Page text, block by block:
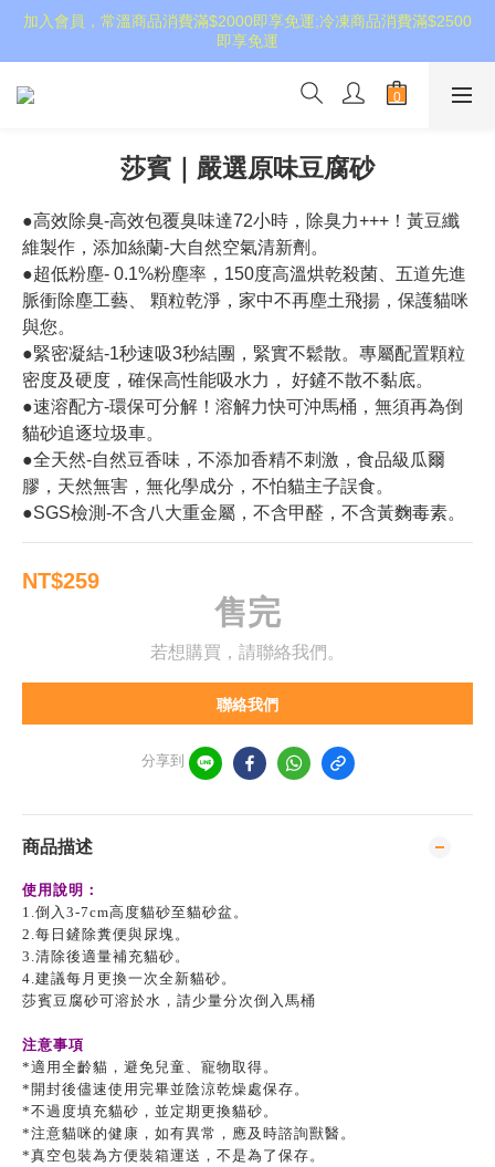
加入會員，常溫商品消費滿$2000即享免運;冷凍商品消費滿$2500
即享免運
莎賓｜嚴選原味豆腐砂
●高效除臭-高效包覆臭味達72小時，除臭力+++！黃豆纖
維製作，添加絲蘭-大自然空氣清新劑。
●超低粉塵- 0.1%粉塵率，150度高溫烘乾殺菌、五道先進
脈衝除塵工藝、 顆粒乾淨，家中不再塵土飛揚，保護貓咪
與您。
●緊密凝結-1秒速吸3秒結團，緊實不鬆散。專屬配置顆粒
密度及硬度，確保高性能吸水力， 好鏟不散不黏底。
●速溶配方-環保可分解！溶解力快可沖馬桶，無須再為倒
貓砂追逐垃圾車。
●全天然-自然豆香味，不添加香精不刺激，食品級瓜爾
膠，天然無害，無化學成分，不怕貓主子誤食。
●SGS檢測-不含八大重金屬，不含甲醛，不含黃麴毒素。
NT$259
售完
若想購買，請聯絡我們。
聯絡我們
分享到
商品描述
使用說明：
1.倒入3-7cm高度貓砂至貓砂盆。
2.每日鏟除糞便與尿塊。
3.清除後適量補充貓砂。
4.建議每月更換一次全新貓砂。
莎賓豆腐砂可溶於水，請少量分次倒入馬桶
注意事項
*適用全齡貓，避免兒童、寵物取得。
*開封後儘速使用完畢並陰涼乾燥處保存。
*不過度填充貓砂，並定期更換貓砂。
*注意貓咪的健康，如有異常，應及時諮詢獸醫。
*真空包裝為方便裝箱運送，不是為了保存。